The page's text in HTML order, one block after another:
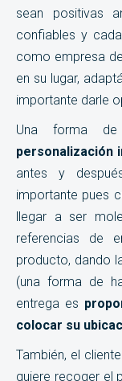
sean positivas
confiables y cada
como empresa
en su lugar,
importante darle
Una forma
personalización
antes y
importante pues
llegar a ser
referencias de
producto, dando
(una forma de
entrega es
colocar su
También, el
quiere recoger el